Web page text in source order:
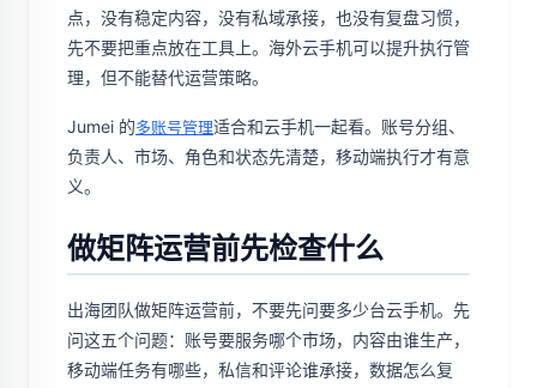
点，没有稳定内容，没有私域承接，也没有复盘习惯，
先不要把重点放在工具上。海外云手机可以提升执行管
理，但不能替代运营策略。
Jumei 的多账号管理适合和云手机一起看。账号分组、
负责人、市场、角色和状态先清楚，移动端执行才有意
义。
做矩阵运营前先检查什么
出海团队做矩阵运营前，不要先问要多少台云手机。先
问这五个问题：账号要服务哪个市场，内容由谁生产，
移动端任务有哪些，私信和评论谁承接，数据怎么复